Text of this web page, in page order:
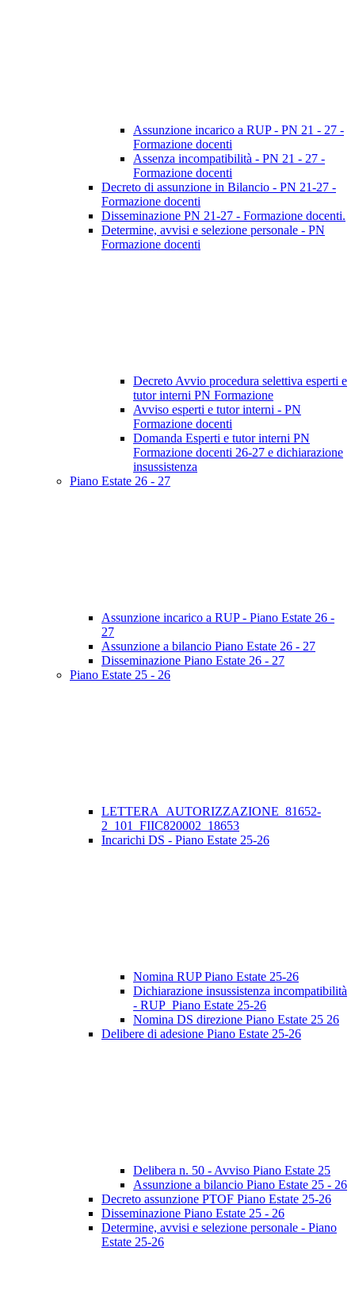
Assunzione incarico a RUP - PN 21 - 27 -
Formazione docenti
Assenza incompatibilità - PN 21 - 27 -
Formazione docenti
Decreto di assunzione in Bilancio - PN 21-27 -
Formazione docenti
Disseminazione PN 21-27 - Formazione docenti.
Determine, avvisi e selezione personale - PN
Formazione docenti
Decreto Avvio procedura selettiva esperti e
tutor interni PN Formazione
Avviso esperti e tutor interni - PN
Formazione docenti
Domanda Esperti e tutor interni PN
Formazione docenti 26-27 e dichiarazione
insussistenza
Piano Estate 26 - 27
Assunzione incarico a RUP - Piano Estate 26 -
27
Assunzione a bilancio Piano Estate 26 - 27
Disseminazione Piano Estate 26 - 27
Piano Estate 25 - 26
LETTERA_AUTORIZZAZIONE_81652-
2_101_FIIC820002_18653
Incarichi DS - Piano Estate 25-26
Nomina RUP Piano Estate 25-26
Dichiarazione insussistenza incompatibilità
- RUP_Piano Estate 25-26
Nomina DS direzione Piano Estate 25 26
Delibere di adesione Piano Estate 25-26
Delibera n. 50 - Avviso Piano Estate 25
Assunzione a bilancio Piano Estate 25 - 26
Decreto assunzione PTOF Piano Estate 25-26
Disseminazione Piano Estate 25 - 26
Determine, avvisi e selezione personale - Piano
Estate 25-26